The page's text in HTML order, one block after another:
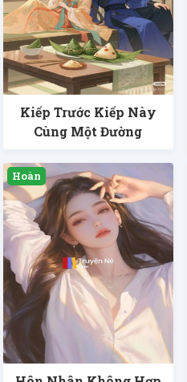
Kiếp Trước Kiếp Này
Cùng Một Đường